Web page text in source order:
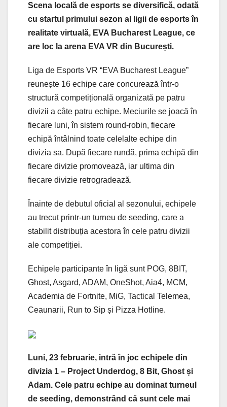
Scena locală de esports se diversifică, odată
cu startul primului sezon al ligii de esports în
realitate virtuală, EVA Bucharest League, ce
are loc la arena EVA VR din București.
Liga de Esports VR “EVA Bucharest League”
reunește 16 echipe care concurează într-o
structură competițională organizată pe patru
divizii a câte patru echipe. Meciurile se joacă în
fiecare luni, în sistem round-robin, fiecare
echipă întâlnind toate celelalte echipe din
divizia sa. După fiecare rundă, prima echipă din
fiecare divizie promovează, iar ultima din
fiecare divizie retrogradează.
Înainte de debutul oficial al sezonului, echipele
au trecut printr-un turneu de seeding, care a
stabilit distribuția acestora în cele patru divizii
ale competiției.
Echipele participante în ligă sunt POG, 8BIT,
Ghost, Asgard, ADAM, OneShot, Aia4, MCM,
Academia de Fortnite, MiG, Tactical Telemea,
Ceaunarii, Run to Sip și Pizza Hotline.
Luni, 23 februarie, intră în joc echipele din
divizia 1 – Project Underdog, 8 Bit, Ghost și
Adam. Cele patru echipe au dominat turneul
de seeding, demonstrând că sunt cele mai